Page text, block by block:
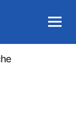
MENU